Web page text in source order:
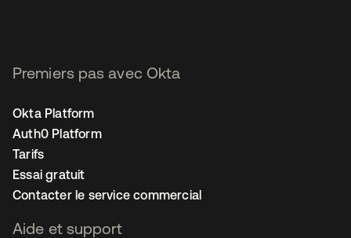
Premiers pas avec Okta
Okta Platform
Auth0 Platform
Tarifs
Essai gratuit
Contacter le service commercial
Aide et support